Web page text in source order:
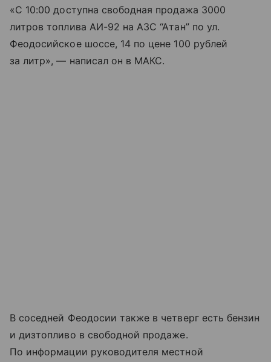
«С 10:00 доступна свободная продажа 3000
литров топлива АИ-92 на АЗС “Атан” по ул.
Феодосийское шоссе, 14 по цене 100 рублей
за литр», — написал он в МАКС.
В соседней Феодосии также в четверг есть бензин
и дизтопливо в свободной продаже.
По информации руководителя местной